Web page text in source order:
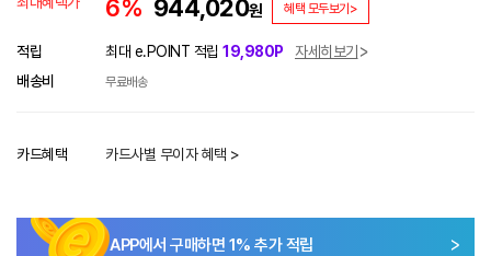
6% 944,020원 혜택 모두보기>
적립 최대 e.POINT 적립 19,980P
자세히보기
배송비
무료배송
카드혜택 카드사별 무이자 혜택 >
APP에서 구매하면 1% 추가 적립